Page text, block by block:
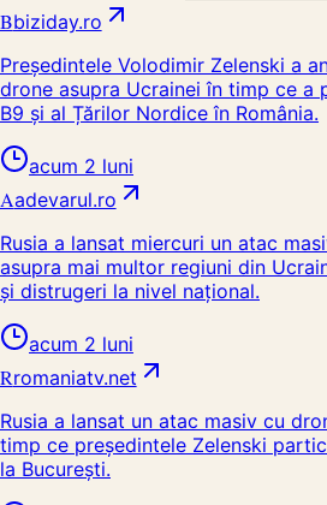
Bbiziday.ro
Președintele Volodimir Zelenski a
drone asupra Ucrainei în timp ce a
B9 și al Țărilor Nordice în România.
acum 2 luni
Aadevarul.ro
Rusia a lansat miercuri un atac
asupra mai multor regiuni din
și distrugeri la nivel național.
acum 2 luni
Rromaniatv.net
Rusia a lansat un atac masiv cu
timp ce președintele Zelenski
la București.